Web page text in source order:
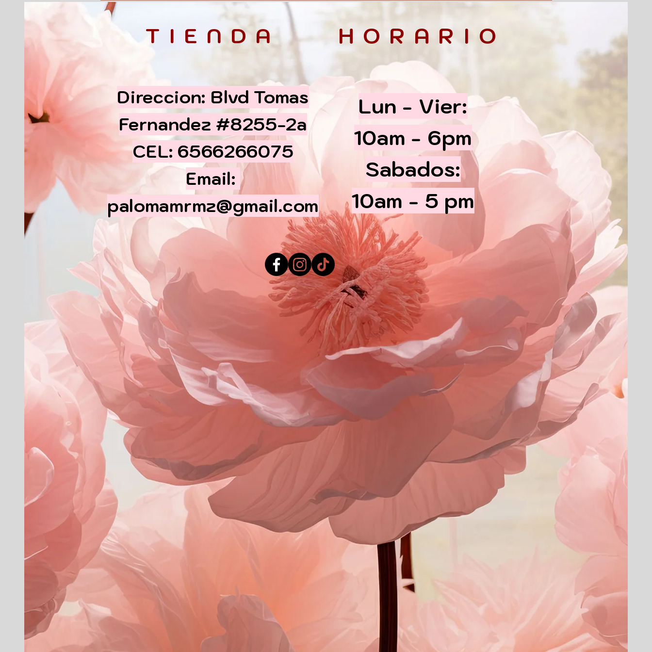
TIENDA HORARIO
Direccion: Blvd Tomas
Fernandez #8255-2a
CEL: 6566266075
Email:
palomamrmz@gmail.com
Lun - Vier:
10am - 6pm
​​Sabados:
10am - 5 pm